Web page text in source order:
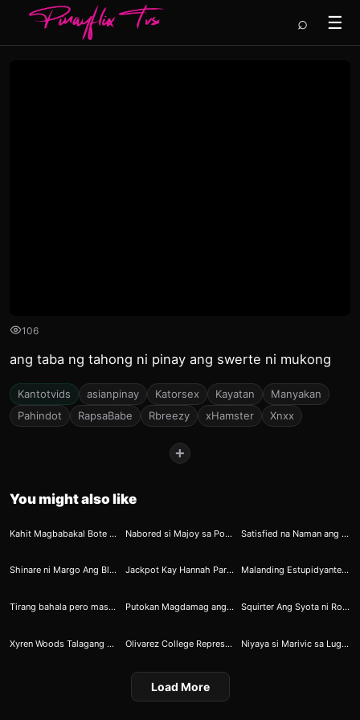
☰
⌕
106
ang taba ng tahong ni pinay ang swerte ni mukong
Kantotvids asianpinay Katorsex Kayatan
Manyakan
Pahindot
RapsaBabe Rbreezy xHamster Xnxx
+
You might also like
42
Kahit Magbabakal Bote May Karapatan Tumikim ng Puke Nabored si Majoy sa Pototoy ni Makoy Kaya Nilabas Ang Backup Toy Satisfied na Naman ang Kiffy ni Inday
70
Shinare ni Margo Ang Blessings Nyang Malusog na Suso
79
Jackpot Kay Hannah Pare Pink na Pink
82
Malanding Estupidyante Compilation
81
Tirang bahala pero masaya si Kaka
92
Putokan Magdamag ang Pinuntahan ni Eabab
116
Squirter Ang Syota ni Ronald
131
Xyren Woods Talagang Goods
149
Olivarez College Represent
186
Niyaya si Marivic sa Lugar na Marami Ang Tahimik
Load More